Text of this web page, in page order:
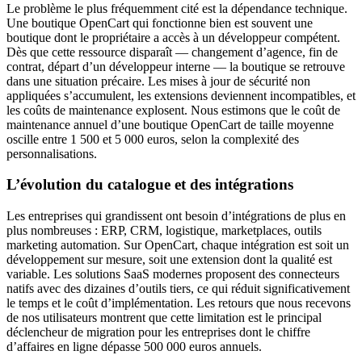
Le problème le plus fréquemment cité est la dépendance technique.
Une boutique OpenCart qui fonctionne bien est souvent une
boutique dont le propriétaire a accès à un développeur compétent.
Dès que cette ressource disparaît — changement d’agence, fin de
contrat, départ d’un développeur interne — la boutique se retrouve
dans une situation précaire. Les mises à jour de sécurité non
appliquées s’accumulent, les extensions deviennent incompatibles, et
les coûts de maintenance explosent. Nous estimons que le coût de
maintenance annuel d’une boutique OpenCart de taille moyenne
oscille entre 1 500 et 5 000 euros, selon la complexité des
personnalisations.
L’évolution du catalogue et des intégrations
Les entreprises qui grandissent ont besoin d’intégrations de plus en
plus nombreuses : ERP, CRM, logistique, marketplaces, outils
marketing automation. Sur OpenCart, chaque intégration est soit un
développement sur mesure, soit une extension dont la qualité est
variable. Les solutions SaaS modernes proposent des connecteurs
natifs avec des dizaines d’outils tiers, ce qui réduit significativement
le temps et le coût d’implémentation. Les retours que nous recevons
de nos utilisateurs montrent que cette limitation est le principal
déclencheur de migration pour les entreprises dont le chiffre
d’affaires en ligne dépasse 500 000 euros annuels.